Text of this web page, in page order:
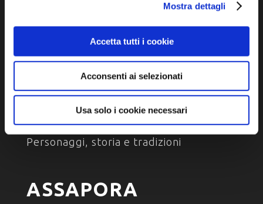
Mostra dettagli
Accetta tutti i cookie
Acconsenti ai selezionati
Usa solo i cookie necessari
SCOPRI
Arte e Cultura
Ambiente e natura
Personaggi, storia e tradizioni
ASSAPORA